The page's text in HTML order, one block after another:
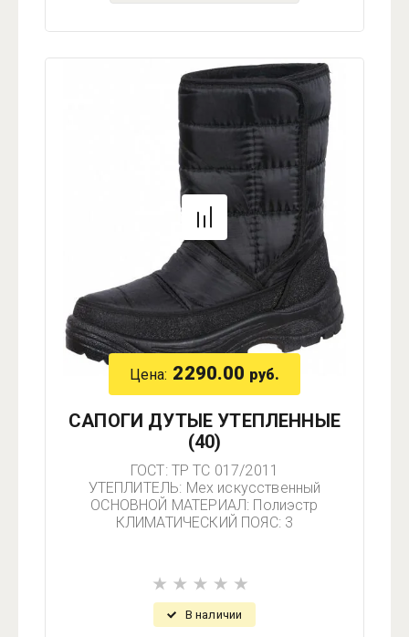
Цена: 2290.00 руб.
САПОГИ ДУТЫЕ УТЕПЛЕННЫЕ
(40)
ГОСТ: ТР ТС 017/2011
УТЕПЛИТЕЛЬ: Мех искусственный
ОСНОВНОЙ МАТЕРИАЛ: Полиэстр
КЛИМАТИЧЕСКИЙ ПОЯС: 3
В наличии